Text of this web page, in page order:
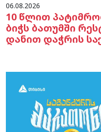
06.08.2026
10 წლით
ბიჭს ბათუმში
დანით დაჭრის